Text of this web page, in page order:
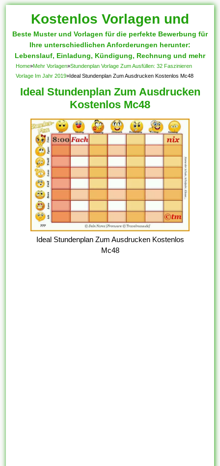
Kostenlos Vorlagen und
Muster
Beste Muster und Vorlagen für die perfekte Bewerbung für
Ihre unterschiedlichen Anforderungen herunter:
Lebenslauf, Einladung, Kündigung, Rechnung und mehr
Home»Mehr Vorlagen»Stundenplan Vorlage Zum Ausfüllen: 32 Faszinieren
Vorlage Im Jahr 2019»Ideal Stundenplan Zum Ausdrucken Kostenlos Mc48
Ideal Stundenplan Zum Ausdrucken
Kostenlos Mc48
Ideal Stundenplan Zum Ausdrucken Kostenlos
Mc48